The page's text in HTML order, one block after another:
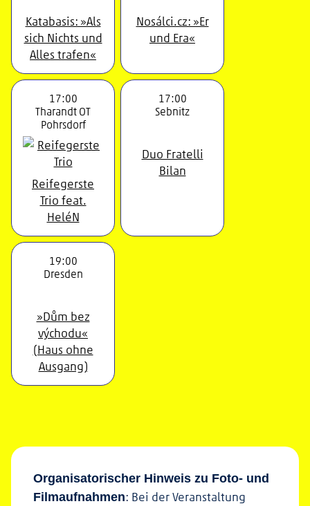
Katabasis: »Als
sich Nichts und
Alles trafen«
Nosálci.cz: »Er
und Era«
17:00
Tharandt OT
Pohrsdorf
Reifegerste
Trio feat.
HeléN
17:00
Sebnitz
Duo Fratelli
Bilan
19:00
Dresden
»Dům bez
východu«
(Haus ohne
Ausgang)
Organisatorischer Hinweis zu Foto- und
Filmaufnahmen: Bei der Veranstaltung